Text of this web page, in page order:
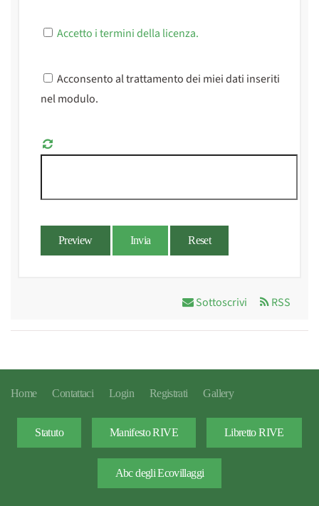
Accetto i termini della licenza.
Acconsento al trattamento dei miei dati inseriti
nel modulo.
Preview Invia Reset
Sottoscrivi RSS
Home Contattaci Login Registrati Gallery
Statuto Manifesto RIVE Libretto RIVE
Abc degli Ecovillaggi